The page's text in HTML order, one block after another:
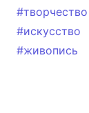
#творчество
#искусство
#живопись